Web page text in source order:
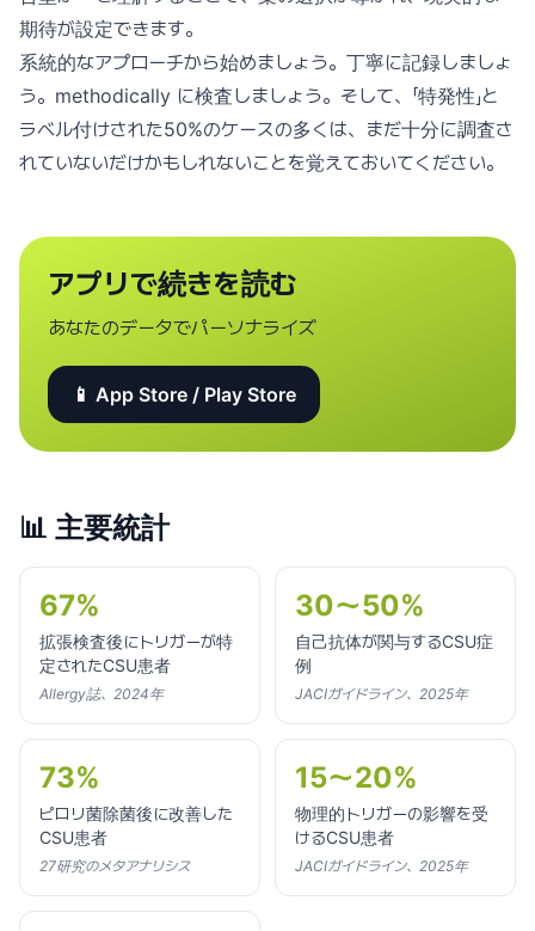
期待が設定できます。
系統的なアプローチから始めましょう。丁寧に記録しましょ
う。methodically に検査しましょう。そして、「特発性」と
ラベル付けされた50%のケースの多くは、まだ十分に調査さ
れていないだけかもしれないことを覚えておいてください。
アプリで続きを読む
あなたのデータでパーソナライズ
📱 App Store / Play Store
📊 主要統計
67%
拡張検査後にトリガーが特
定されたCSU患者
Allergy誌、2024年
30〜50%
自己抗体が関与するCSU症
例
JACIガイドライン、2025年
73%
ピロリ菌除菌後に改善した
CSU患者
27研究のメタアナリシス
15〜20%
物理的トリガーの影響を受
けるCSU患者
JACIガイドライン、2025年